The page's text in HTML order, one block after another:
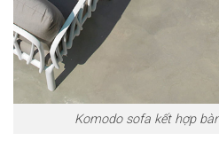
Komodo sofa kết hợp